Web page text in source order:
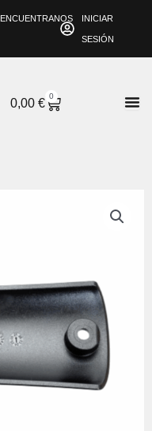
ENCUENTRANOS INICIAR
SESIÓN
0,00€
0
CARRITO